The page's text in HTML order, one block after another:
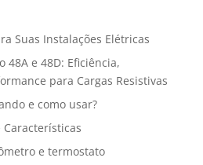
Suas Instalações Elétricas
48A e 48D: Eficiência,
para Cargas Resistivas
e como usar?
Características
e termostato